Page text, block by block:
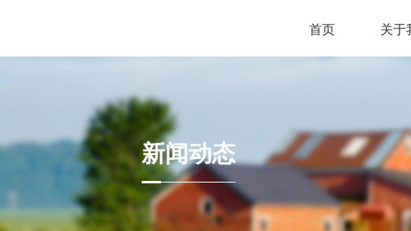
首页 关于
新闻动态